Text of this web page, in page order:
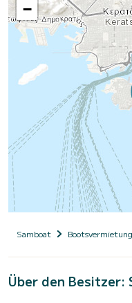
−
Samboat Bootsvermietung
Über den Besitzer: